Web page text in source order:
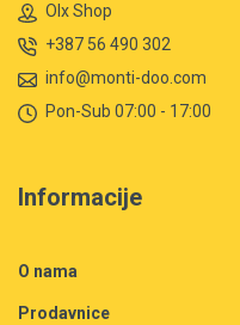
Olx Shop
+387 56 490 302
info@monti-doo.com
Pon-Sub 07:00 - 17:00
Informacije
O nama
Prodavnice